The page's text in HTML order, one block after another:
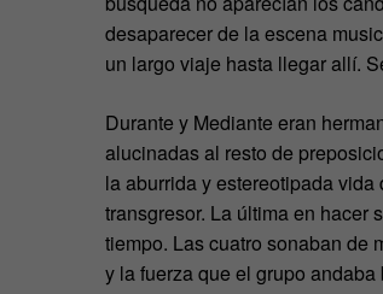
desaparecer de la escena
un largo viaje hasta llegar allí.
Durante y Mediante eran
alucinadas al resto de
la aburrida y estereotipada
transgresor. La última en hacer
tiempo. Las cuatro sonaban de
y la fuerza que el grupo